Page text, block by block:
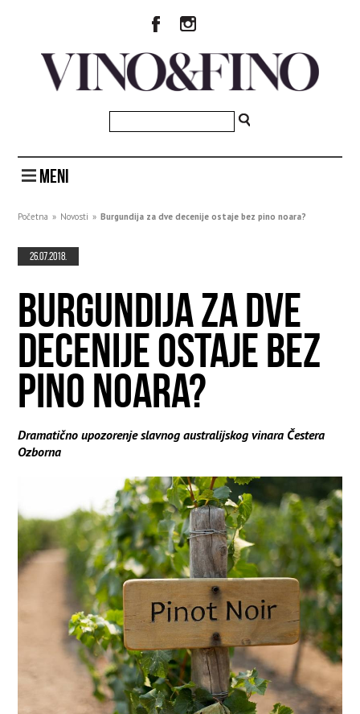
MENI
Početna » Novosti » Burgundija za dve decenije ostaje bez pino noara?
26.07.2018.
BURGUNDIJA ZA DVE
DECENIJE OSTAJE BEZ
PINO NOARA?
Dramatično upozorenje slavnog australijskog vinara Čestera
Ozborna